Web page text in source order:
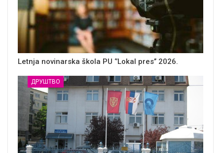
Letnja novinarska škola PU ‘’Lokal pres’’ 2026.
ДРУШТВО